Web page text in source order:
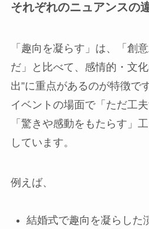
それぞれのニュアンスの
「趣向を凝らす」は、「創
だ」と比べて、感情的・文
出”に重点があるのが特徴で
イベントの場面で「ただ工
「驚きや感動をもたらす」
しています。
例えば、
結婚式で趣向を凝らした